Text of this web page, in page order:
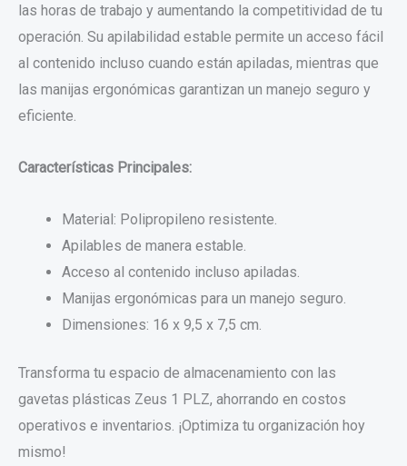
las horas de trabajo y aumentando la competitividad de tu
operación. Su apilabilidad estable permite un acceso fácil
al contenido incluso cuando están apiladas, mientras que
las manijas ergonómicas garantizan un manejo seguro y
eficiente.
Características Principales:
Material: Polipropileno resistente.
Apilables de manera estable.
Acceso al contenido incluso apiladas.
Manijas ergonómicas para un manejo seguro.
Dimensiones: 16 x 9,5 x 7,5 cm.
Transforma tu espacio de almacenamiento con las
gavetas plásticas Zeus 1 PLZ, ahorrando en costos
operativos e inventarios. ¡Optimiza tu organización hoy
mismo!